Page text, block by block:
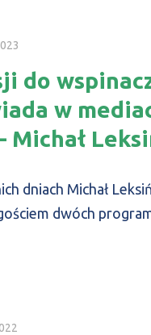
do
w
Michał
dniach Michał
dwóch